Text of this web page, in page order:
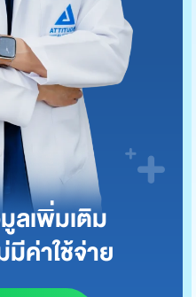
ลเพิ่มเติม
ค่าใช้จ่าย